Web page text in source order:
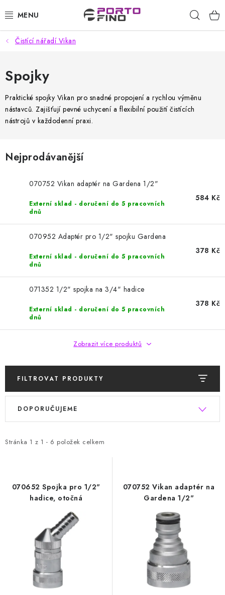
na
CHEMIE A PÉČE O VOZIDLA
PŘÍSLUŠENSTVÍ A ND K AUTOMYČKÁM
VYSOKOTLAKÉ A ČISTÍCÍ STROJE
VYSAVAČE, TEPOVAČE
CHEMIE - BEZKONTAKTNÍ MYČKY
HODNOCENÍ OBCHODU
Naše služby Jak nakupovat O nás
Kontakty
Samoobslužné platební terminály
Čistící nářadí Vikan
Spojky
Praktické spojky Vikan pro snadné propojení a rychlou výměnu
nástavců. Zajišťují pevné uchycení a flexibilní použití čistících
nástrojů v každodenní praxi.
Nejprodávanější
070752 Vikan adaptér na Gardena 1/2"
Externí sklad - doručení do 5 pracovních
dnů
584 Kč
070952 Adaptér pro 1/2" spojku Gardena
Externí sklad - doručení do 5 pracovních
dnů
378 Kč
071352 1/2" spojka na 3/4" hadice
Externí sklad - doručení do 5 pracovních
dnů
378 Kč
Zobrazit více produktů
FILTROVAT PRODUKTY
V
i
Stránka 1 z 1 - 6 položek celkem
Ř
e
DOPORUČUJEME
070652 Spojka pro 1/2"
hadice, otočná
070752 Vikan adaptér na
Gardena 1/2"